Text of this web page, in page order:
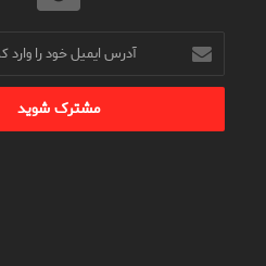
آدرس
ایمیل
خود
وارد